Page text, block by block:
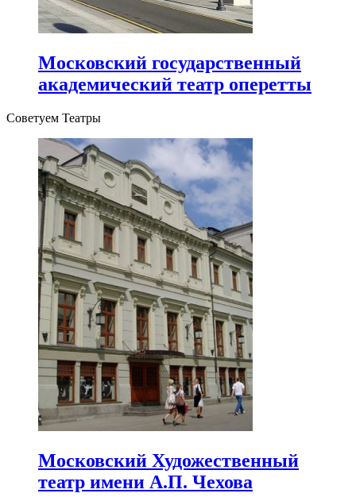
Московский государственный
академический театр оперетты
Советуем Театры
Московский Художественный
театр имени А.П. Чехова